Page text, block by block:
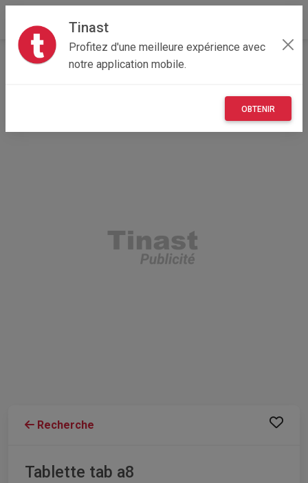
Tinast
Profitez d'une meilleure expérience avec
notre application mobile.
OBTENIR
Accueil Multimedia
Auvergne-Rhône-Alpes
Recherche
Tablette tab a8